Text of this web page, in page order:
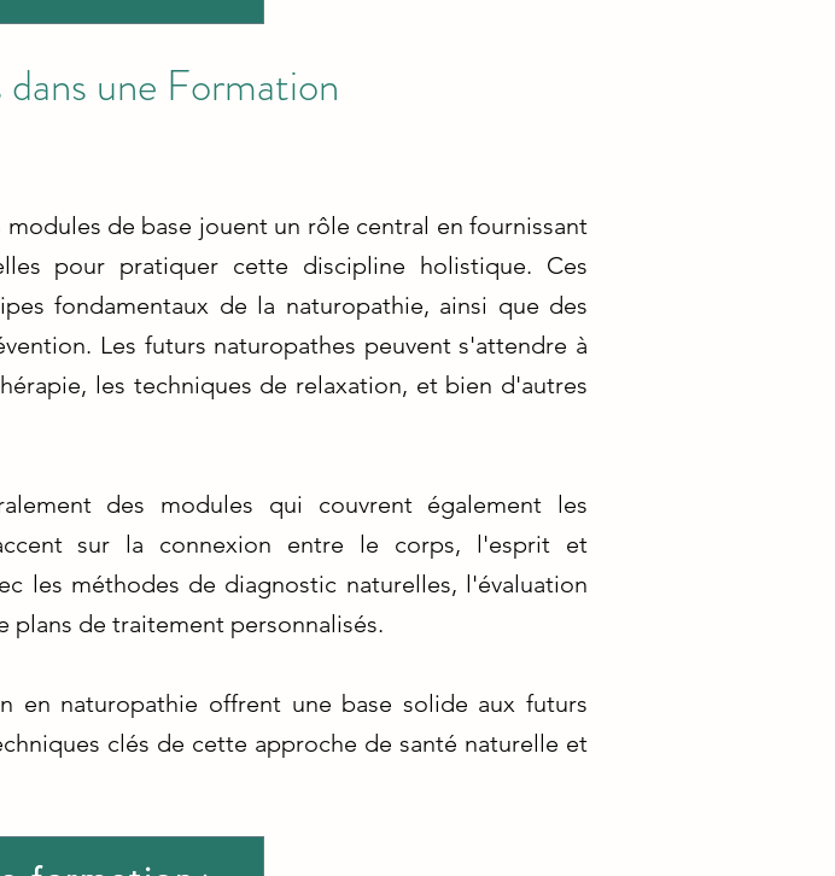
une Formation
de base jouent un rôle central en fournissant
pour pratiquer cette discipline holistique. Ces
fondamentaux de la naturopathie, ainsi que des
Les futurs naturopathes peuvent s'attendre à
les techniques de relaxation, et bien d'autres
des modules qui couvrent également les
sur la connexion entre le corps, l'esprit et
les méthodes de diagnostic naturelles, l'évaluation
de traitement personnalisés.
en naturopathie offrent une base solide aux futurs
clés de cette approche de santé naturelle et